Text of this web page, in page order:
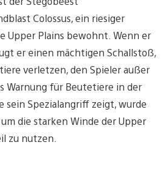
Colossus, ein riesiger
Upper Plains bewohnt. Wenn er
er einen mächtigen Schallstoß,
verletzen, den Spieler außer
Warnung für Beutetiere in der
sein Spezialangriff zeigt, wurde
die starken Winde der Upper
zu nutzen.